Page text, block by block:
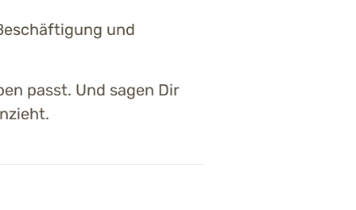
und
passt. Und sagen Dir